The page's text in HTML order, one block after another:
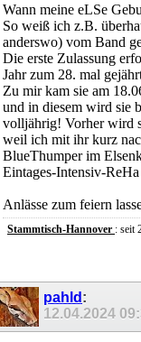
Wann meine eLSe
So weiß ich z.B.
anderswo) vom Band
Die erste Zulassung
Jahr zum 28. mal
Zu mir kam sie am
und in diesem wird sie
volljährig! Vorher wird
weil ich mit ihr kurz
BlueThumper im
Eintages-Intensiv-
Anlässe zum feiern
Stammtisch-Hannover : seit
pahld :
12.04.2024